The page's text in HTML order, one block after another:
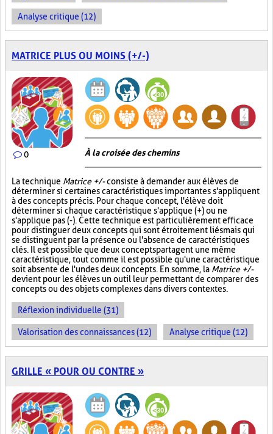
Analyse critique (12)
MATRICE PLUS OU MOINS (+/-)
0 À la croisée des chemins
La technique Matrice +/-consiste à demander aux élèves de
déterminer si certaines caractéristiques importantes s'appliquent
à des concepts précis. Pour chaque concept, l'élève doit
déterminer si chaque caractéristique s'applique (+) ou ne
s'applique pas (-). Cette technique est particulièrement efficace
pour distinguer deux concepts qui sont étroitement liés mais qui
se distinguent par la présence ou l'absence de caractéristiques
clés. Il est possible que deux concepts partagent une même
caractéristique, tout comme il est possible qu'une caractéristique
soit absente de l'un des deux concepts. En somme, la Matrice +/-
devient pour les élèves un outil leur permettant de comparer des
concepts ou des objets complexes dans divers contextes.
Réflexion individuelle (31)
Valorisation des connaissances (12) Analyse critique (12)
GRILLE « POUR OU CONTRE »